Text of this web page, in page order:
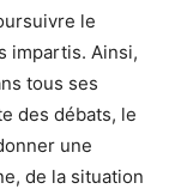
le
impartis. Ainsi,
tous ses
des débats, le
une
de la situation